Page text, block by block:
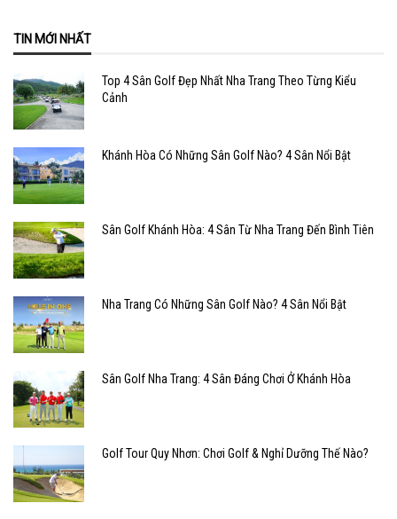
TIN MỚI NHẤT
Top 4 Sân Golf Đẹp Nhất Nha Trang Theo Từng Kiểu
Cảnh
Khánh Hòa Có Những Sân Golf Nào? 4 Sân Nổi Bật
Sân Golf Khánh Hòa: 4 Sân Từ Nha Trang Đến Bình Tiên
Nha Trang Có Những Sân Golf Nào? 4 Sân Nổi Bật
Sân Golf Nha Trang: 4 Sân Đáng Chơi Ở Khánh Hòa
Golf Tour Quy Nhơn: Chơi Golf & Nghỉ Dưỡng Thế Nào?